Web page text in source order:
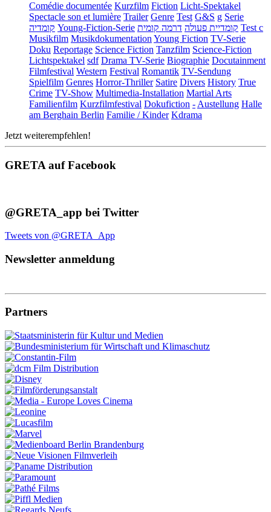
Comédie documentée Kurzfilm Fiction Licht-Spektakel
Spectacle son et lumière Trailer Genre Test G&S g Serie
קומדיה Young-Fiction-Serie קומדיית פעולה דרמה קומית
Test c
Musikfilm MusikdokumentationYoung Fiction TV-Serie
Doku Reportage Science Fiction Tanzfilm Science-Fiction
Lichtspektakel sdf Drama TV-Serie Biographie Docutainment
Filmfestival Western Festival Romantik TV-Sendung
Spielfilm Genres Horror-Thriller Satire Divers History True
Crime TV-Show Multimedia-Installation Martial Arts
Familienfilm Kurzfilmfestival Dokufiction -Austellung Halle
am Berghain Berlin Familie / Kinder Kdrama
Jetzt weiterempfehlen!
GRETA auf Facebook
@GRETA_app bei Twitter
Tweets von @GRETA_App
Newsletter anmeldung
Partners